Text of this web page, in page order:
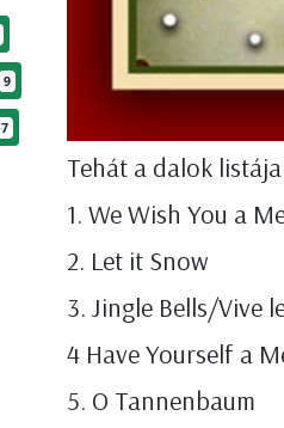
9
7
Tehát a dalok
1. We Wish You a
2. Let it Snow
3. Jingle Bells/Vive
4 Have Yourself a
5. O Tannenbaum